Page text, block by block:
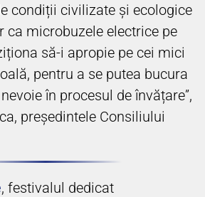
condiții civilizate și ecologice
ca microbuzele electrice pe
să-i apropie pe cei mici
pentru a se putea bucura
în procesul de învățare”,
președintele Consiliului
, festivalul dedicat